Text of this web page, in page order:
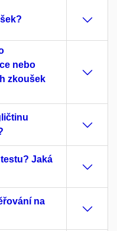
nebo
zkoušek
Jaká
na